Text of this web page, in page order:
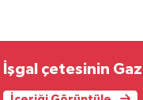
İşgal çetesinin